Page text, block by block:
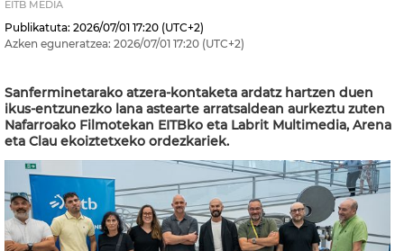
EITB MEDIA
Publikatuta: 2026/07/01 17:20 (UTC+2)
Azken eguneratzea: 2026/07/01 17:20 (UTC+2)
Sanferminetarako atzera-kontaketa ardatz hartzen duen
ikus-entzunezko lana astearte arratsaldean aurkeztu zuten
Nafarroako Filmotekan EITBko eta Labrit Multimedia, Arena
eta Clau ekoiztetxeko ordezkariek.